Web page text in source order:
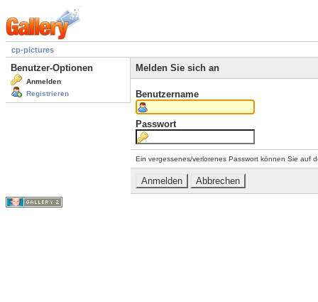
cp-pictures
Benutzer-Optionen
Anmelden
Registrieren
Melden Sie sich an
Benutzername
Passwort
Ein vergessenes/verlorenes Passwort können Sie auf